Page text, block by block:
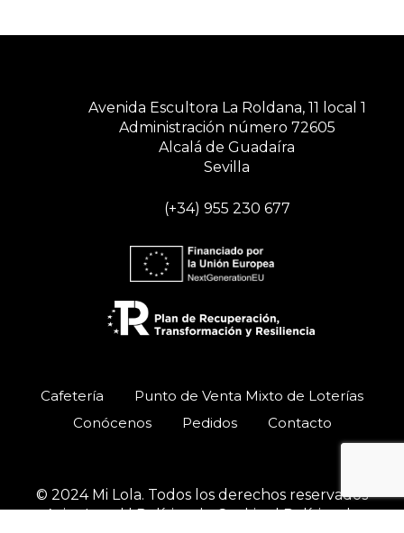
Avenida Escultora La Roldana, 11 local 1
Administración número 72605
Alcalá de Guadaíra
Sevilla
(+34) 955 230 677
Cafetería
Punto de Venta Mixto de Loterías
Conócenos
Pedidos Contacto
© 2024 Mi Lola. Todos los derechos reservados
Aviso Legal|Política de Cookies|Política de